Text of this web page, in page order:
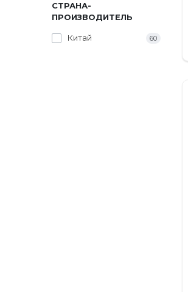
СТРАНА-
ПРОИЗВОДИТЕЛЬ
Китай 60